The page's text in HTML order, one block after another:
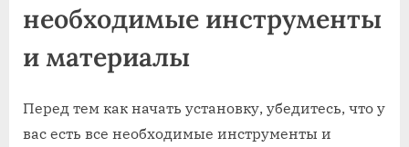
необходимые инструменты
и материалы
Перед тем как начать установку, убедитесь, что у
вас есть все необходимые инструменты и